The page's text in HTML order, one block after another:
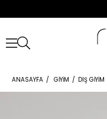
ANASAYFA GIYIM DIŞ GIYIM